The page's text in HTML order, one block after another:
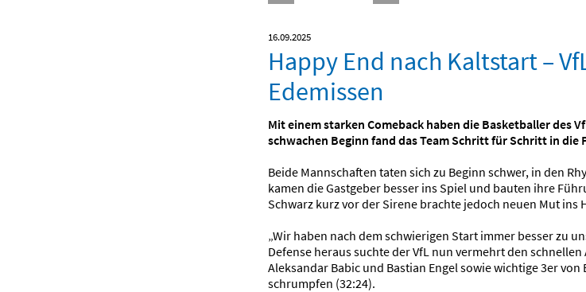
16.09.2025
Happy End nach Kaltstart –
Edemissen
Mit einem starken Comeback haben die Basketballer des
schwachen Beginn fand das Team Schritt für Schritt in
Beide Mannschaften taten sich zu Beginn schwer, in den
kamen die Gastgeber besser ins Spiel und bauten ihre
Schwarz kurz vor der Sirene brachte jedoch neuen Mut ins
„Wir haben nach dem schwierigen Start immer besser zu
Defense heraus suchte der VfL nun vermehrt den
Aleksandar Babic und Bastian Engel sowie wichtige 3er
schrumpfen (32:24).